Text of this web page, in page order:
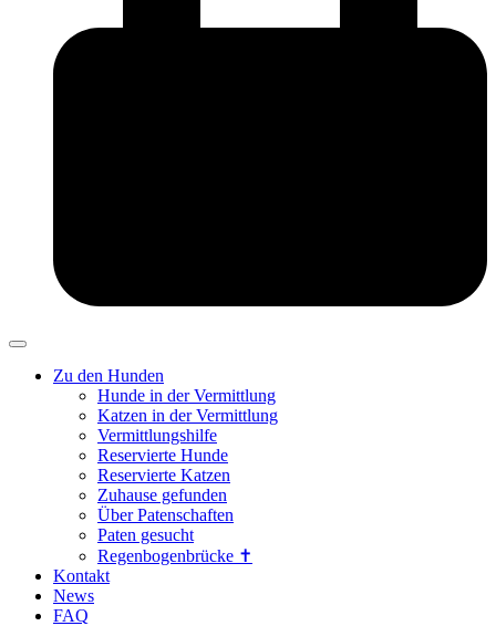
Zu den Hunden
Hunde in der Vermittlung
Katzen in der Vermittlung
Vermittlungshilfe
Reservierte Hunde
Reservierte Katzen
Zuhause gefunden
Über Patenschaften
Paten gesucht
Regenbogenbrücke ✝
Kontakt
News
FAQ